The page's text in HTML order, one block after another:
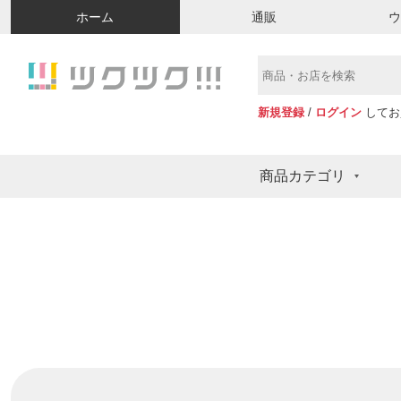
ホーム 通販
新規登録 / ログイン して
商品カテゴリ